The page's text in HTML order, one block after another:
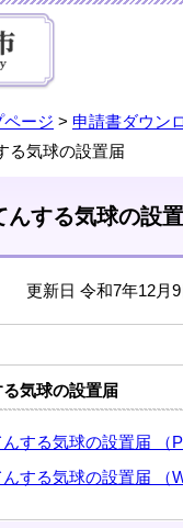
ページ > 申請書ダウン
る気球の設置届
んする気球の設
更新日 令和7年12月9
気球の設置届
する気球の設置届 （
する気球の設置届 （